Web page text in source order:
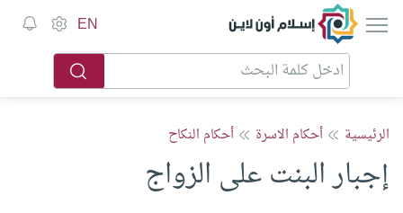
إسلام أون لاين EN
الرئيسية أحكام الاسرة أحكام النكاح
إجبار البنت على الزواج